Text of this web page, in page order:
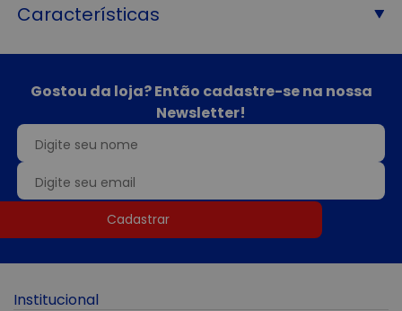
Características
Gostou da loja? Então cadastre-se na nossa
Newsletter!
Cadastrar
Institucional